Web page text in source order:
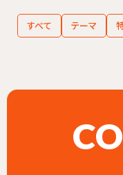
すべて テーマ